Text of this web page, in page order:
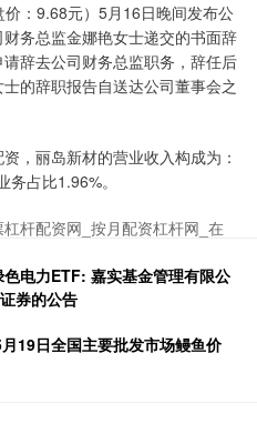
：9.68元）5月16日晚间发布公
务总监金娜艳女士递交的书面辞
辞去公司财务总监职务，辞任后
的辞职报告自送达公司董事会之
丽岛新材的营业收入构成为：
占比1.96%。
杆配资网_按月配资杠杆网_在
电力ETF: 嘉实基金管理有限公
券的公告
19日全国主要批发市场鳗鱼价